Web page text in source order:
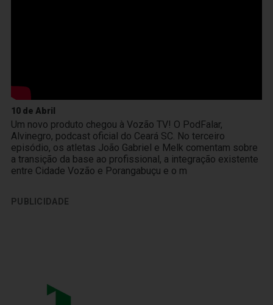
10 de Abril
Um novo produto chegou à Vozão TV! O PodFalar,
Alvinegro, podcast oficial do Ceará SC. No terceiro
episódio, os atletas João Gabriel e Melk comentam sobre
a transição da base ao profissional, a integração existente
entre Cidade Vozão e Porangabuçu e o m
PUBLICIDADE